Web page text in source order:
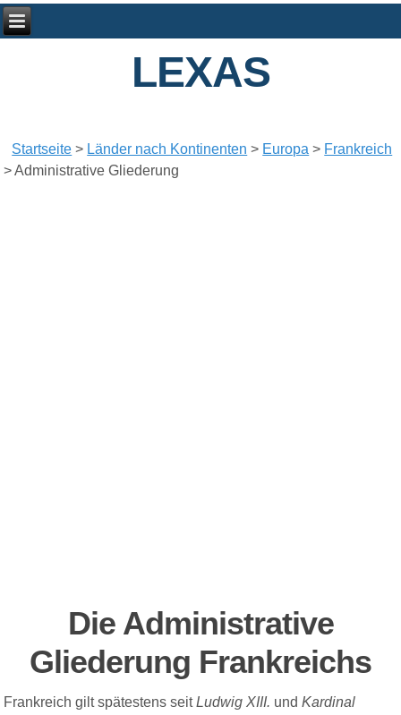
LEXAS
Startseite > Länder nach Kontinenten > Europa > Frankreich
>Administrative Gliederung
Die Administrative
Gliederung Frankreichs
Frankreich gilt spätestens seitLudwig XIII. undKardinal